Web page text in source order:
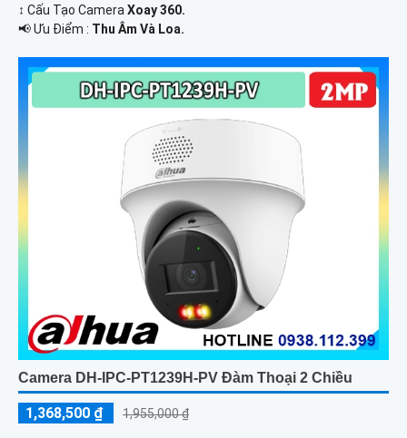
↕️ Cấu Tạo CameraXoay 360.
️📢 Ưu Điểm : Thu Âm Và Loa.
Camera DH-IPC-PT1239H-PV Đàm Thoại 2 Chiều
1,368,500 ₫ 1,955,000 ₫